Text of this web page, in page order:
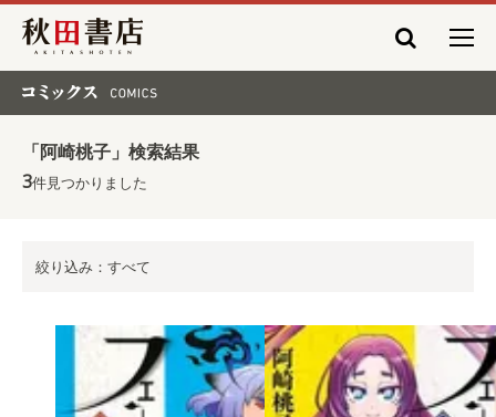
秋田書店
「阿崎桃子」検索結果
3件見つかりました
絞り込み：すべて